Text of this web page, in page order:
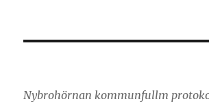
Nybrohörnan kommunfullm